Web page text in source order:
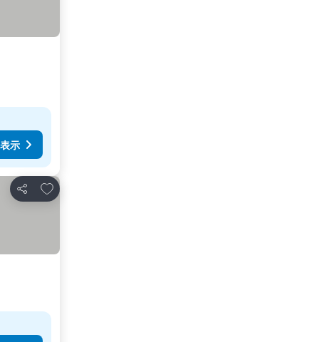
示
シェア
お気に入りに追加